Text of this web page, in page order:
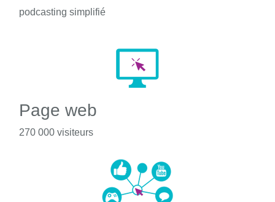
podcasting simplifié
Page web
270 000 visiteurs